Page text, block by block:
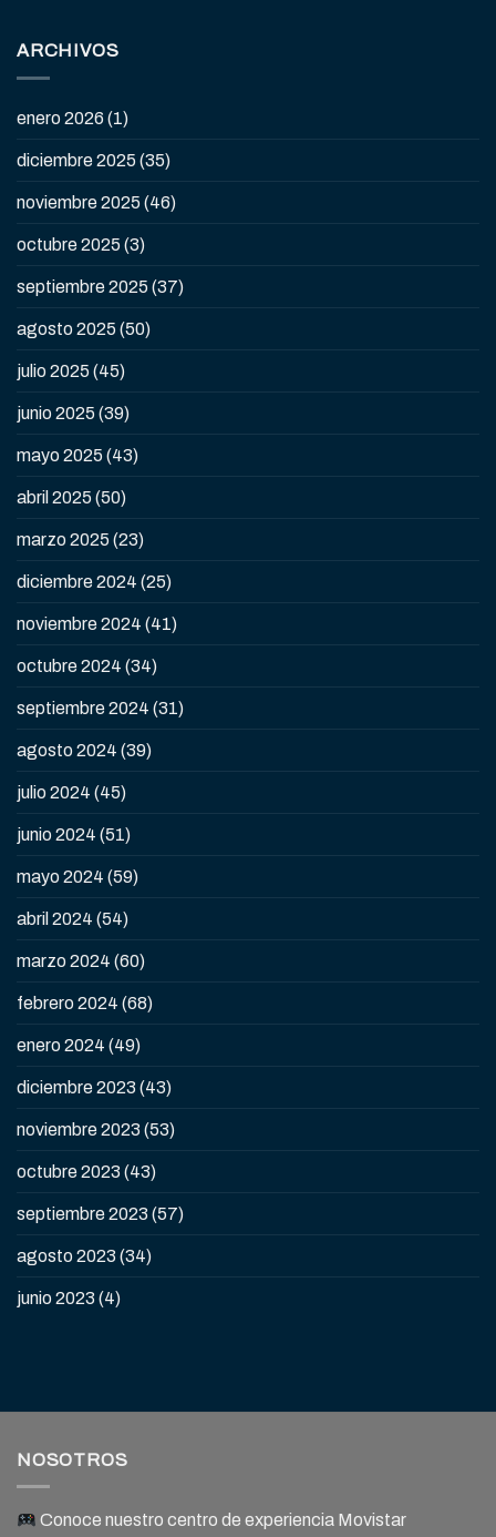
ARCHIVOS
enero 2026 (1)
diciembre 2025 (35)
noviembre 2025 (46)
octubre 2025 (3)
septiembre 2025 (37)
agosto 2025 (50)
julio 2025 (45)
junio 2025 (39)
mayo 2025 (43)
abril 2025 (50)
marzo 2025 (23)
diciembre 2024 (25)
noviembre 2024 (41)
octubre 2024 (34)
septiembre 2024 (31)
agosto 2024 (39)
julio 2024 (45)
junio 2024 (51)
mayo 2024 (59)
abril 2024 (54)
marzo 2024 (60)
febrero 2024 (68)
enero 2024 (49)
diciembre 2023 (43)
noviembre 2023 (53)
octubre 2023 (43)
septiembre 2023 (57)
agosto 2023 (34)
junio 2023 (4)
NOSOTROS
Conoce nuestro centro de experiencia Movistar